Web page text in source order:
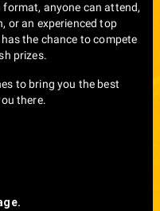
anyone can attend,
or an experienced top
the chance to compete
prizes.
to bring you the best
there.